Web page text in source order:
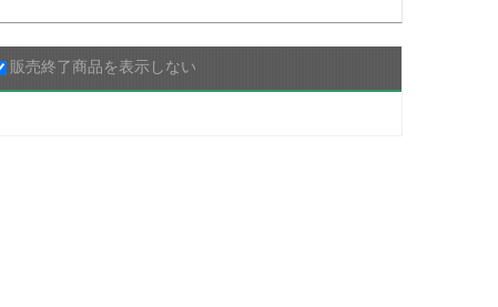
販売終了商品を表示しない